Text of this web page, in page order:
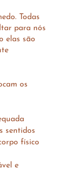
Todas
para nós
elas são
os
sentidos
físico